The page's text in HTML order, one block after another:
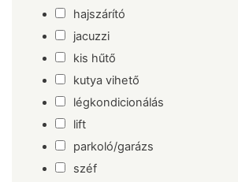
hajszárító
jacuzzi
kis hűtő
kutya vihető
légkondicionálás
lift
parkoló/garázs
széf